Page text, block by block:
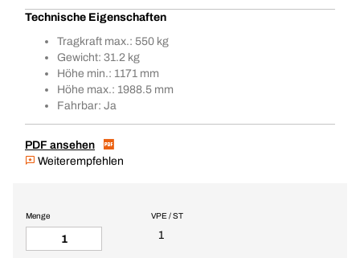
Technische Eigenschaften
Tragkraft max.: 550 kg
Gewicht: 31.2 kg
Höhe min.: 1171 mm
Höhe max.: 1988.5 mm
Fahrbar: Ja
PDF ansehen
Weiterempfehlen
VPE / ST
1
Menge